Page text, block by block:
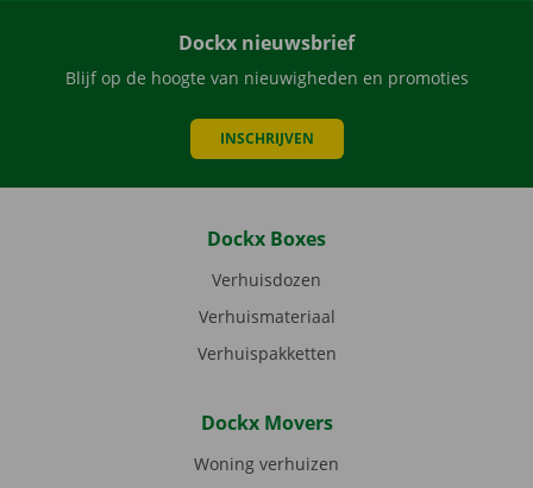
Dockx nieuwsbrief
Blijf op de hoogte van nieuwigheden en promoties
INSCHRIJVEN
Dockx Boxes
Verhuisdozen
Verhuismateriaal
Verhuispakketten
Dockx Movers
Woning verhuizen